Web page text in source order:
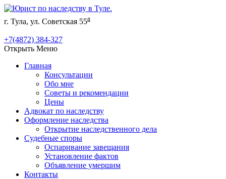
г. Тула, ул. Советская 55а
+7(4872) 384-327
Открыть Меню
Главная
Консультации
Обо мне
Советы и рекомендации
Цены
Адвокат по наследству
Оформление наследства
Открытие наследственного дела
Судебные споры
Оспаривание завещания
Установление фактов
Объявление умершим
Контакты